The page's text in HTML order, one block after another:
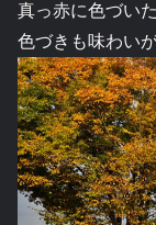
真っ赤に色づい
色づきも味わい